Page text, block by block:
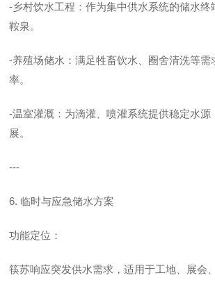
-乡村饮水工程：作为集中供水系统的储水终
鞍泉。
-养殖场储水：满足牲畜饮水、圈舍清洗等需
率。
-温室灌溉：为滴灌、喷灌系统提供稳定水源
展。
---
6. 临时与应急储水方案
功能定位：
筷苏响应突发供水需求，适用于工地、展会